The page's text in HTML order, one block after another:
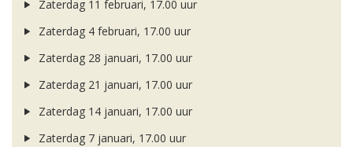
Zaterdag 11 februari, 17.00 uur
Zaterdag 4 februari, 17.00 uur
Zaterdag 28 januari, 17.00 uur
Zaterdag 21 januari, 17.00 uur
Zaterdag 14 januari, 17.00 uur
Zaterdag 7 januari, 17.00 uur